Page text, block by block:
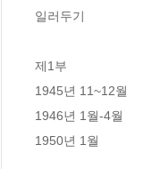
일러두기
제1부
1945년 11~12월
1946년 1월-4월
1950년 1월